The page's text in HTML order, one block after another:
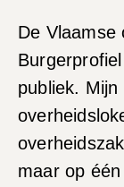
De Vlaamse
publiek.
maar op